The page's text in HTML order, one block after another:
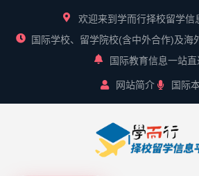
欢迎来到学而行择校留学信
国际学校、留学院校(含中外合作)及海
国际教育信息一站直
网站简介 国际